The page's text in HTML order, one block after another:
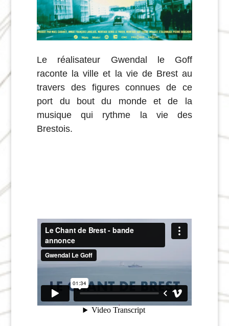
Le réalisateur Gwendal le Goff
raconte la ville et la vie de Brest au
travers des figures connues de ce
port du bout du monde et de la
musique qui rythme la vie des
Brestois.